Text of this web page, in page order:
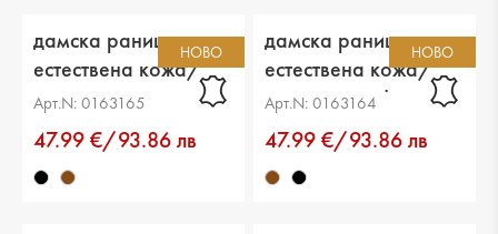
НОВО
дамска раница
естествена кожа/
еко кожа черна
Арт.N: 0163165
47.99 €/93.86 лв
НОВО
дамска раница
естествена кожа/
еко кожа кафява
Арт.N: 0163164
47.99 €/93.86 лв